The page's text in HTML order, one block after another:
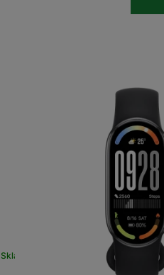
Skladem na 24 prodejnách